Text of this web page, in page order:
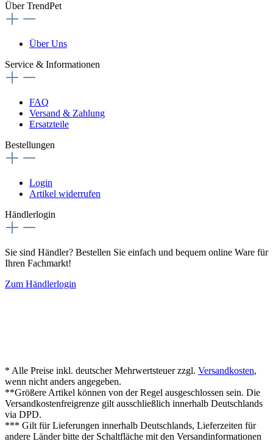
Über TrendPet
Über Uns
Service & Informationen
FAQ
Versand & Zahlung
Ersatzteile
Bestellungen
Login
Artikel widerrufen
Händlerlogin
Sie sind Händler? Bestellen Sie einfach und bequem online Ware für
Ihren Fachmarkt!
Zum Händlerlogin
* Alle Preise inkl. deutscher Mehrwertsteuer zzgl. Versandkosten,
wenn nicht anders angegeben.
**Größere Artikel können von der Regel ausgeschlossen sein. Die
Versandkostenfreigrenze gilt ausschließlich innerhalb Deutschlands
via DPD.
*** Gilt für Lieferungen innerhalb Deutschlands, Lieferzeiten für
andere Länder bitte der Schaltfläche mit den Versandinformationen